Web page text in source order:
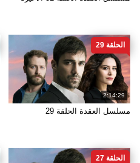
2:14:29
الحلقة 29
مسلسل العقدة الحلقة 29
الحلقة 27